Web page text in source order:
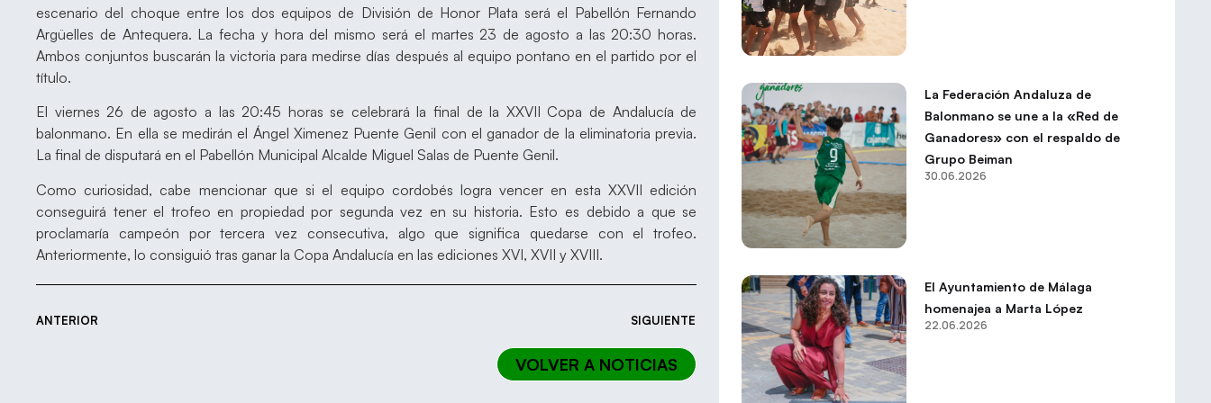
escenario del choque entre los dos equipos de División de Honor Plata será el Pabellón Fernando
Argüelles de Antequera. La fecha y hora del mismo será el martes 23 de agosto a las 20:30 horas.
Ambos conjuntos buscarán la victoria para medirse días después al equipo pontano en el partido por el
título.
El viernes 26 de agosto a las 20:45 horas se celebrará la final de la XXVII Copa de Andalucía de
balonmano. En ella se medirán el Ángel Ximenez Puente Genil con el ganador de la eliminatoria previa.
La final de disputará en el Pabellón Municipal Alcalde Miguel Salas de Puente Genil.
Como curiosidad, cabe mencionar que si el equipo cordobés logra vencer en esta XXVII edición
conseguirá tener el trofeo en propiedad por segunda vez en su historia. Esto es debido a que se
proclamaría campeón por tercera vez consecutiva, algo que significa quedarse con el trofeo.
Anteriormente, lo consiguió tras ganar la Copa Andalucía en las ediciones XVI, XVII y XVIII.
ANTERIOR SIGUIENTE
VOLVER A NOTICIAS
La Federación Andaluza de
Balonmano se une a la «Red de
Ganadores» con el respaldo de
Grupo Beiman
30.06.2026
El Ayuntamiento de Málaga
homenajea a Marta López
22.06.2026